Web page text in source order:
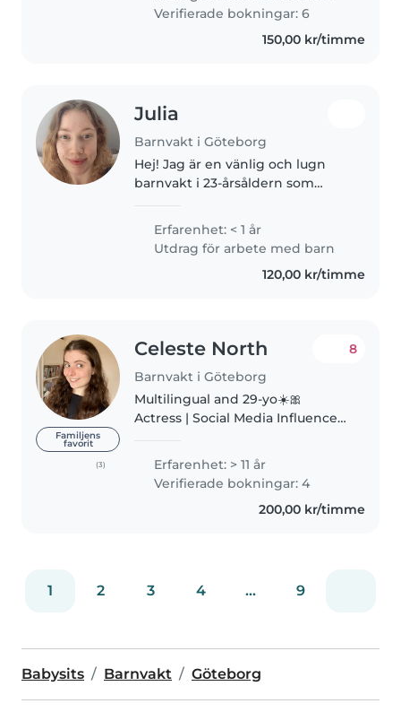
var ansvarig för att underlätta..
Verifierade bokningar: 6
150,00 kr/timme
Julia
Barnvakt i Göteborg
Hej! Jag är en vänlig och lugn
barnvakt i 23-årsåldern som
har erfarenhet av att ta hand om
småbarn och förskolebarn och
jag är bekväm med husdjur,..
Erfarenhet: < 1 år
Utdrag för arbete med barn
120,00 kr/timme
Familjens
favorit
(3)
Celeste North
Barnvakt i Göteborg
8
Multilingual and 29-yo☀️🎀
Actress | Social Media Influencer
Practising Language Interpreter |
Feminism and Children's Health
Spokeswoman | Babysitter with..
Erfarenhet: > 11 år
Verifierade bokningar: 4
200,00 kr/timme
1 2 3 4 ... 9
Babysits Barnvakt Göteborg